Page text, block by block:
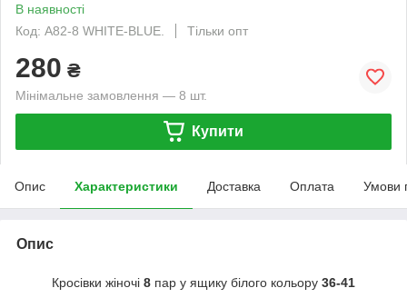
В наявності
Код: A82-8 WHITE-BLUE.
Тільки опт
280 ₴
Мінімальне замовлення — 8 шт.
Купити
Опис Характеристики Доставка Оплата Умови
Опис
Кросівки жіночі 8 пар у ящику білого кольору 36-41